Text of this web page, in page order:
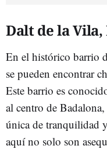
Dalt de la Vila,
En el histórico barrio
se pueden encontrar
Este barrio es
al centro de
única de tranquilidad
aquí no solo son